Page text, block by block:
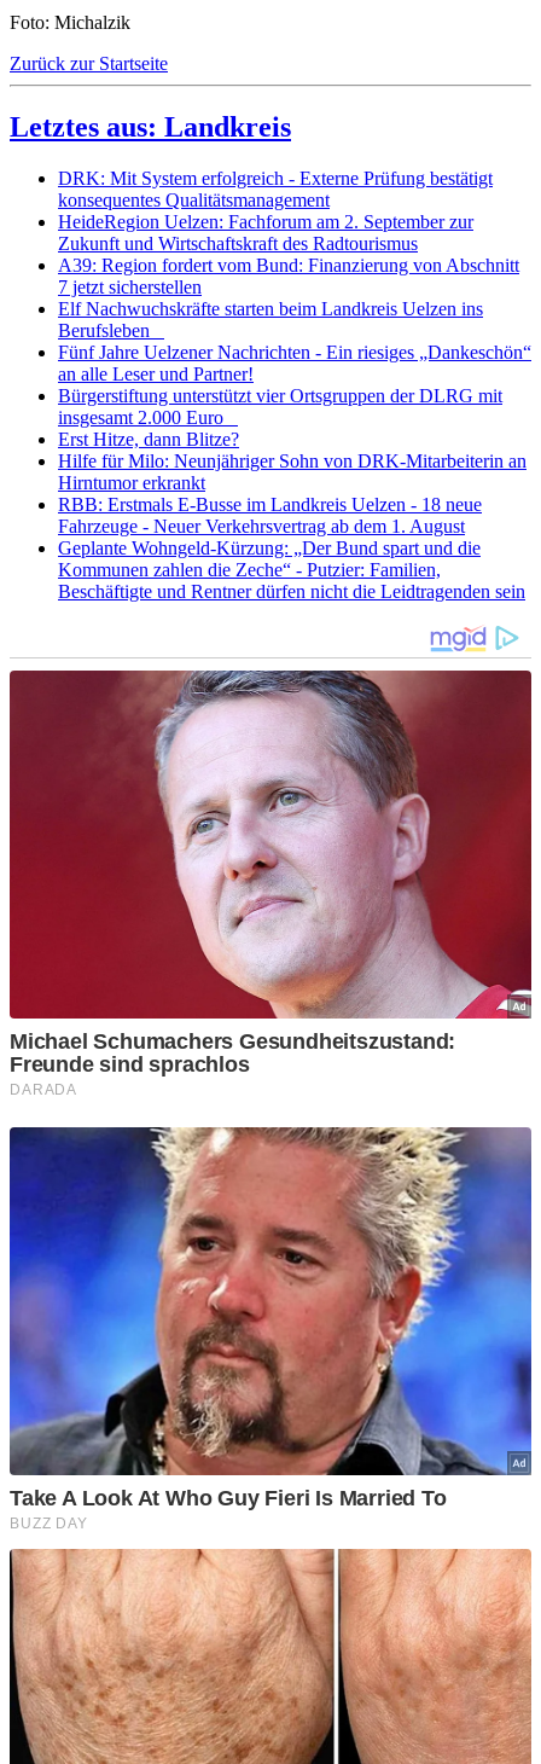
Foto: Michalzik
Zurück zur Startseite
Letztes aus: Landkreis
DRK: Mit System erfolgreich - Externe Prüfung bestätigt
konsequentes Qualitätsmanagement
HeideRegion Uelzen: Fachforum am 2. September zur
Zukunft und Wirtschaftskraft des Radtourismus
A39: Region fordert vom Bund: Finanzierung von Abschnitt
7 jetzt sicherstellen
Elf Nachwuchskräfte starten beim Landkreis Uelzen ins
Berufsleben
Fünf Jahre Uelzener Nachrichten - Ein riesiges „Dankeschön“
an alle Leser und Partner!
Bürgerstiftung unterstützt vier Ortsgruppen der DLRG mit
insgesamt 2.000 Euro
Erst Hitze, dann Blitze?
Hilfe für Milo: Neunjähriger Sohn von DRK-Mitarbeiterin an
Hirntumor erkrankt
RBB: Erstmals E-Busse im Landkreis Uelzen - 18 neue
Fahrzeuge - Neuer Verkehrsvertrag ab dem 1. August
Geplante Wohngeld-Kürzung: „Der Bund spart und die
Kommunen zahlen die Zeche“ - Putzier: Familien,
Beschäftigte und Rentner dürfen nicht die Leidtragenden sein